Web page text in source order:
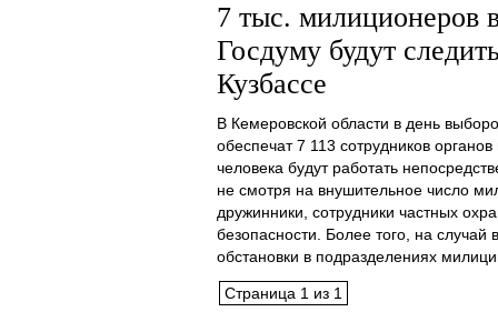
7 тыс. милиционеров
Госдуму будут
Кузбассе
В Кемеровской области в день
обеспечат 7 113 сотрудников
человека будут работать
не смотря на внушительное число
дружинники, сотрудники частных
безопасности. Более того, на случай
обстановки в подразделениях
Страница 1 из 1